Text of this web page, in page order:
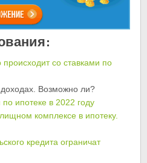
происходит со ставками по
Возможно ли?
ипотеке в 2022 году
комплексе в ипотеку.
кредита ограничат